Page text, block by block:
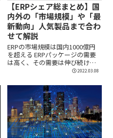
【ERPシェア総まとめ】国
内外の「市場規模」や「最
新動向」人気製品まで合わ
せて解説
ERPの市場規模は国内1000億円
を超える ERPパッケージの需要
は高く、その需要は伸び続けて
2022.03.08